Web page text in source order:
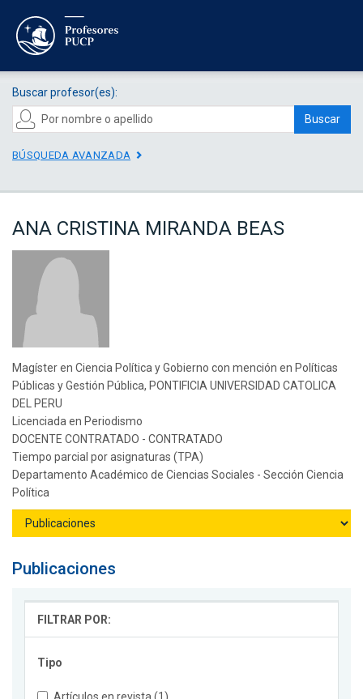
Buscar profesor(es):
Buscar
BÚSQUEDA AVANZADA
ANA CRISTINA MIRANDA BEAS
Magíster en Ciencia Política y Gobierno con mención en Políticas
Públicas y Gestión Pública, PONTIFICIA UNIVERSIDAD CATOLICA
DEL PERU
Licenciada en Periodismo
DOCENTE CONTRATADO - CONTRATADO
Tiempo parcial por asignaturas (TPA)
Departamento Académico de Ciencias Sociales - Sección Ciencia
Política
Publicaciones
FILTRAR POR:
Tipo